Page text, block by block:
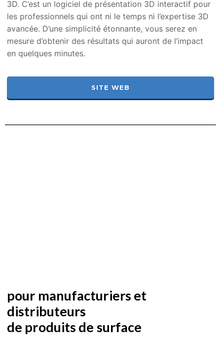
3D. C’est un logiciel de présentation 3D interactif pour
les professionnels qui ont ni le temps ni l’expertise 3D
avancée. D’une simplicité étonnante, vous serez en
mesure d’obtenir des résultats qui auront de l’impact
en quelques minutes.
SITE WEB
pour manufacturiers et
distributeurs
de produits de surface